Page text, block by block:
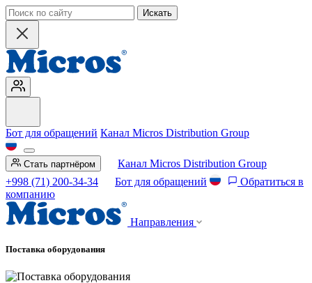
Искать
Бот для обращений Канал Micros Distribution Group
Стать партнёром
Канал Micros Distribution Group
+998 (71) 200-34-34
Бот для обращений
Обратиться в
компанию
Направления
Поставка оборудования